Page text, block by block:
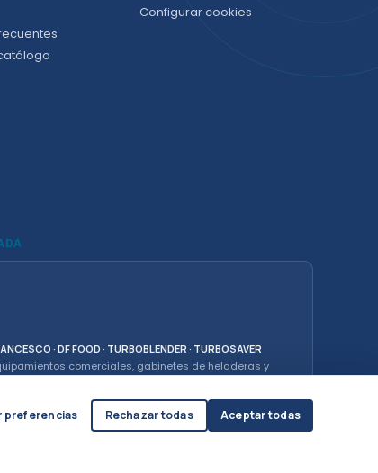
Configurar cookies
· DF FOOD · TURBOBLENDER · TURBOSAVER
comerciales, gabinetes de heladeras y
de pescado y exportación.
preferencias Rechazar todas Aceptar todas